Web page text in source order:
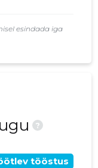
esindada iga
?
tööstus